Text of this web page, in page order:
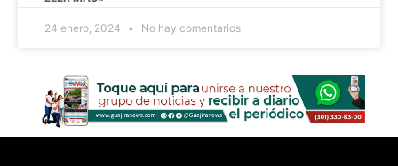
24 enero, 2024 No hay comentarios